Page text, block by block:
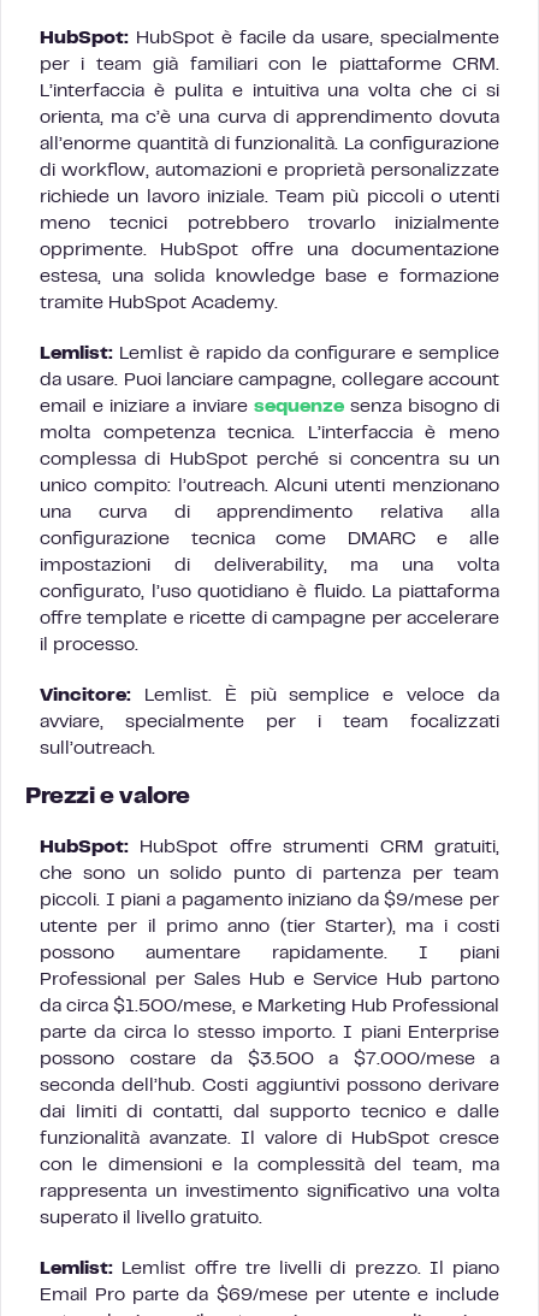
HubSpot: HubSpot è facile da usare, specialmente
per i team già familiari con le piattaforme CRM.
L’interfaccia è pulita e intuitiva una volta che ci si
orienta, ma c’è una curva di apprendimento dovuta
all’enorme quantità di funzionalità. La configurazione
di workflow, automazioni e proprietà personalizzate
richiede un lavoro iniziale. Team più piccoli o utenti
meno tecnici potrebbero trovarlo inizialmente
opprimente. HubSpot offre una documentazione
estesa, una solida knowledge base e formazione
tramite HubSpot Academy.
Lemlist: Lemlist è rapido da configurare e semplice
da usare. Puoi lanciare campagne, collegare account
email e iniziare a inviare sequenzesenza bisogno di
molta competenza tecnica. L’interfaccia è meno
complessa di HubSpot perché si concentra su un
unico compito: l’outreach. Alcuni utenti menzionano
una curva di apprendimento relativa alla
configurazione tecnica come DMARC e alle
impostazioni di deliverability, ma una volta
configurato, l’uso quotidiano è fluido. La piattaforma
offre template e ricette di campagne per accelerare
il processo.
Vincitore: Lemlist. È più semplice e veloce da
avviare, specialmente per i team focalizzati
sull’outreach.
Prezzi e valore
HubSpot: HubSpot offre strumenti CRM gratuiti,
che sono un solido punto di partenza per team
piccoli. I piani a pagamento iniziano da $9/mese per
utente per il primo anno (tier Starter), ma i costi
possono aumentare rapidamente. I piani
Professional per Sales Hub e Service Hub partono
da circa $1.500/mese, e Marketing Hub Professional
parte da circa lo stesso importo. I piani Enterprise
possono costare da $3.500 a $7.000/mese a
seconda dell’hub. Costi aggiuntivi possono derivare
dai limiti di contatti, dal supporto tecnico e dalle
funzionalità avanzate. Il valore di HubSpot cresce
con le dimensioni e la complessità del team, ma
rappresenta un investimento significativo una volta
superato il livello gratuito.
Lemlist: Lemlist offre tre livelli di prezzo. Il piano
Email Pro parte da $69/mese per utente e include